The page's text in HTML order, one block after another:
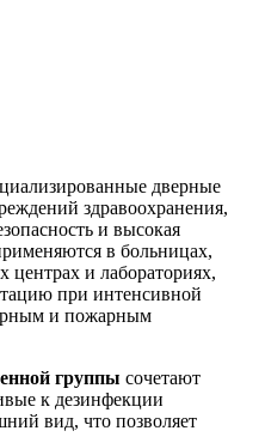
дверные
здравоохранения,
и высокая
в больницах,
центрах и лабораториях,
при интенсивной
и пожарным
группы сочетают
к дезинфекции
вид, что позволяет